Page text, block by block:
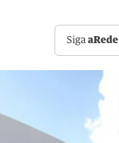
SigaaRede